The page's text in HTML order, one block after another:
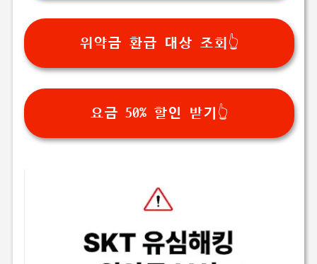
위약금 환급 대상 조회👆
요금 50% 할인 받기👆